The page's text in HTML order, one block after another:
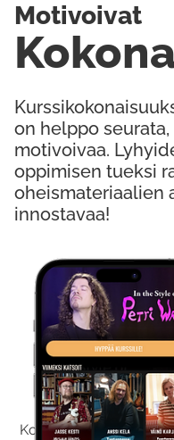
Kokeilemalla
on helppo
motivoivaa.
oppimisen tueksi
oheismateriaalien
innostavaa!
Motivoivat